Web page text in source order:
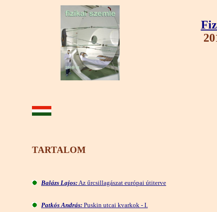
TARTALOM
Balázs Lajos:Az űrcsillagászat európai útiterve
Patkós András: Puskin utcai kvarkok - I.